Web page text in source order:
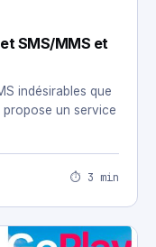
SMS/MMS et
indésirables que
un service
⏱ 3 min